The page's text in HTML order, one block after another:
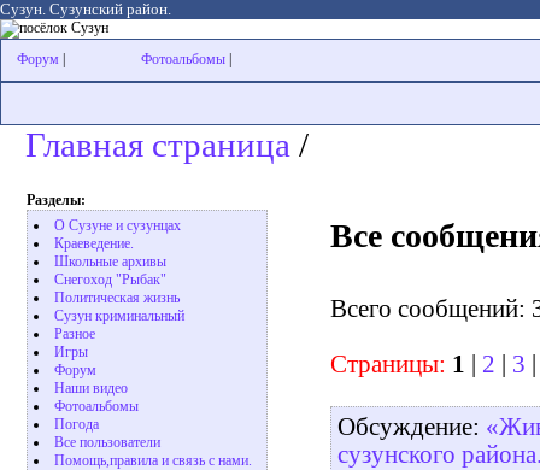
Сузун. Сузунский район.
Форум Фотоальбомы
Главная страница /
Разделы:
О Сузуне и сузунцах
Краеведение.
Школьные архивы
Снегоход "Рыбак"
Политическая жизнь
Сузун криминальный
Разное
Игры
Форум
Наши видео
Фотоальбомы
Погода
Все пользователи
Помощь,правила и связь с нами.
Все
Всего сообщений:
Страницы: 1 2 3
Обсуждение:
сузунского